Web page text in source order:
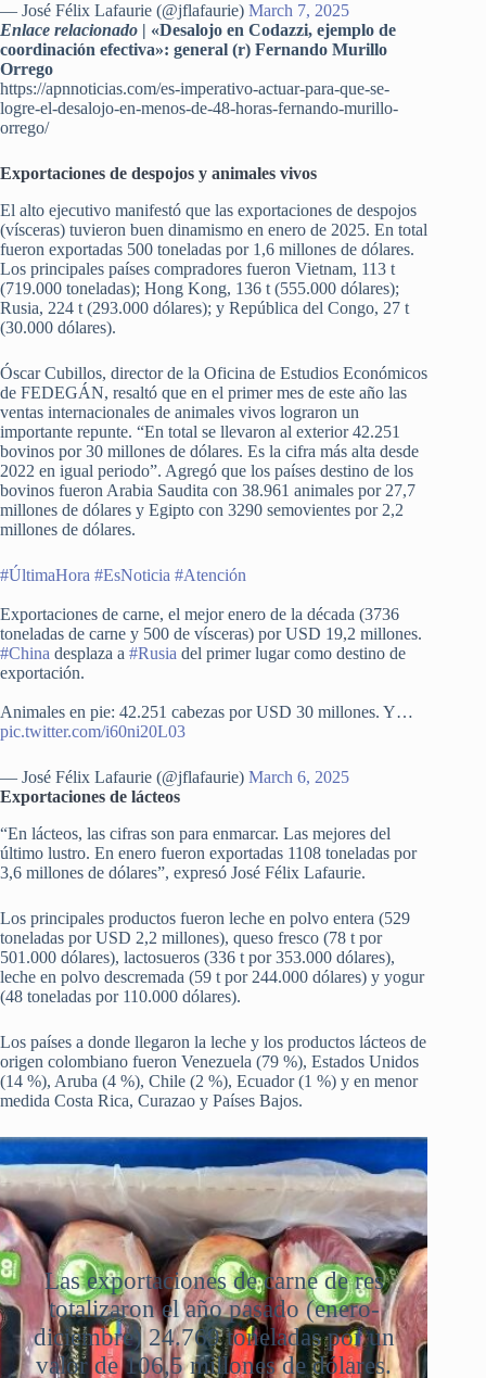
— José Félix Lafaurie (@jflafaurie) March 7, 2025
Enlace relacionado | «Desalojo en Codazzi, ejemplo de
coordinación efectiva»: general (r) Fernando Murillo
Orrego
https://apnnoticias.com/es-imperativo-actuar-para-que-se-
logre-el-desalojo-en-menos-de-48-horas-fernando-murillo-
orrego/
Exportaciones de despojos y animales vivos
El alto ejecutivo manifestó que las exportaciones de despojos
(vísceras) tuvieron buen dinamismo en enero de 2025. En total
fueron exportadas 500 toneladas por 1,6 millones de dólares.
Los principales países compradores fueron Vietnam, 113 t
(719.000 toneladas); Hong Kong, 136 t (555.000 dólares);
Rusia, 224 t (293.000 dólares); y República del Congo, 27 t
(30.000 dólares).
Óscar Cubillos, director de la Oficina de Estudios Económicos
de FEDEGÁN, resaltó que en el primer mes de este año las
ventas internacionales de animales vivos lograron un
importante repunte. “En total se llevaron al exterior 42.251
bovinos por 30 millones de dólares. Es la cifra más alta desde
2022 en igual periodo”. Agregó que los países destino de los
bovinos fueron Arabia Saudita con 38.961 animales por 27,7
millones de dólares y Egipto con 3290 semovientes por 2,2
millones de dólares.
#ÚltimaHora #EsNoticia #Atención
Exportaciones de carne, el mejor enero de la década (3736
toneladas de carne y 500 de vísceras) por USD 19,2 millones.
#China desplaza a #Rusia del primer lugar como destino de
exportación.
Animales en pie: 42.251 cabezas por USD 30 millones. Y…
pic.twitter.com/i60ni20L03
— José Félix Lafaurie (@jflafaurie) March 6, 2025
Exportaciones de lácteos
“En lácteos, las cifras son para enmarcar. Las mejores del
último lustro. En enero fueron exportadas 1108 toneladas por
3,6 millones de dólares”, expresó José Félix Lafaurie.
Los principales productos fueron leche en polvo entera (529
toneladas por USD 2,2 millones), queso fresco (78 t por
501.000 dólares), lactosueros (336 t por 353.000 dólares),
leche en polvo descremada (59 t por 244.000 dólares) y yogur
(48 toneladas por 110.000 dólares).
Los países a donde llegaron la leche y los productos lácteos de
origen colombiano fueron Venezuela (79 %), Estados Unidos
(14 %), Aruba (4 %), Chile (2 %), Ecuador (1 %) y en menor
medida Costa Rica, Curazao y Países Bajos.
Las exportaciones de carne de res
totalizaron el año pasado (enero-
diciembre) 24.769 toneladas por un
valor de 106,5 millones de dólares.